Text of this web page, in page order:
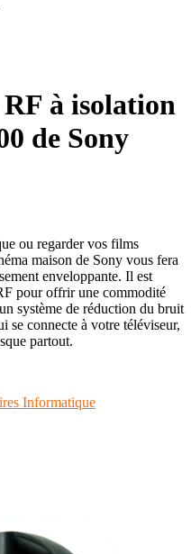
RF à isolation
de Sony
ou regarder vos films
maison de Sony vous fera
enveloppante. Il est
pour offrir une commodité
système de réduction du bruit
se connecte à votre téléviseur,
partout.
Informatique